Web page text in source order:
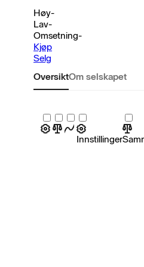
Høy-
Lav-
Omsetning-
Kjøp
Selg
OversiktOm selskapet
Innstillinger